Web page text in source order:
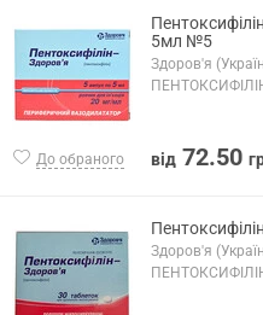
До обраного
5мл №5
Здоров'я
від 72.50
Здоров'я